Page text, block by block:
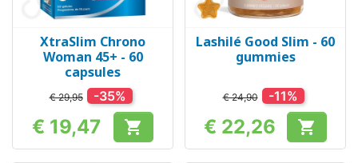
XtraSlim Chrono
Woman 45+ - 60
capsules
€ 29,95 -35%
Prijs
€ 19,47 
Lashilé Good Slim - 60
gummies
€ 24,90 -11%
Prijs
€ 22,26 